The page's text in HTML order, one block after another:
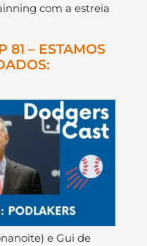
com a estreia
81 – ESTAMOS
e Gui de